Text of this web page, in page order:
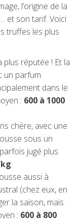
l’origine de la
et son tarif. Voici
truffes les plus
plus réputée ! Et la
un parfum
dans le
: 600 à 1000
chère, avec une
sous un
jugé plus
.
aussi à
(chez eux, en
la saison, mais
: 600 à 800